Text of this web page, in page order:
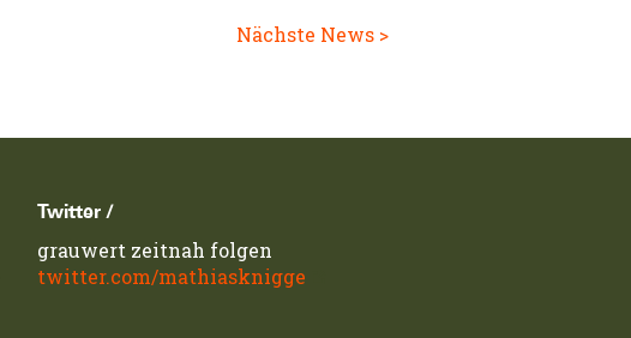
Nächste News >
Twitter /
grauwert zeitnah folgen
twitter.com/mathiasknigge